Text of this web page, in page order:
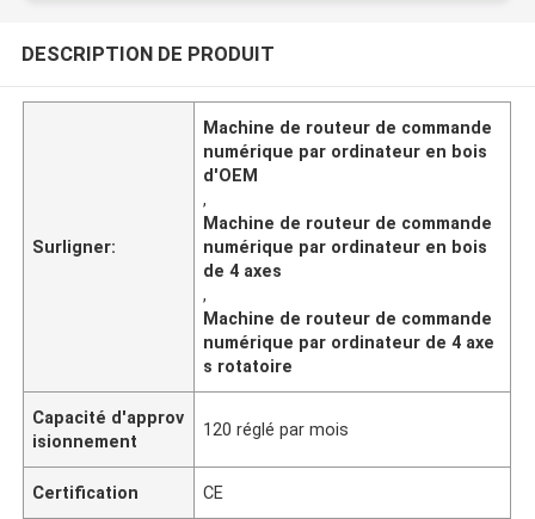
DESCRIPTION DE PRODUIT
Surligner:
Machine de routeur de commande
numérique par ordinateur en bois
d'OEM
,
Machine de routeur de commande
numérique par ordinateur en bois
de 4 axes
,
Machine de routeur de commande
numérique par ordinateur de 4 axe
s rotatoire
Capacité d'approv
isionnement
120 réglé par mois
Certification CE